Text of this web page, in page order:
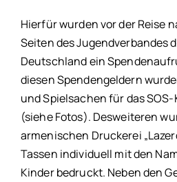
Hierfür wurden vor der Reise
Seiten des Jugendverbandes
Deutschland ein
diesen Spendengeldern
und Spielsachen für das
(siehe Fotos). Desweiteren
armenischen Druckerei
Tassen individuell mit den
Kinder bedruckt. Neben den